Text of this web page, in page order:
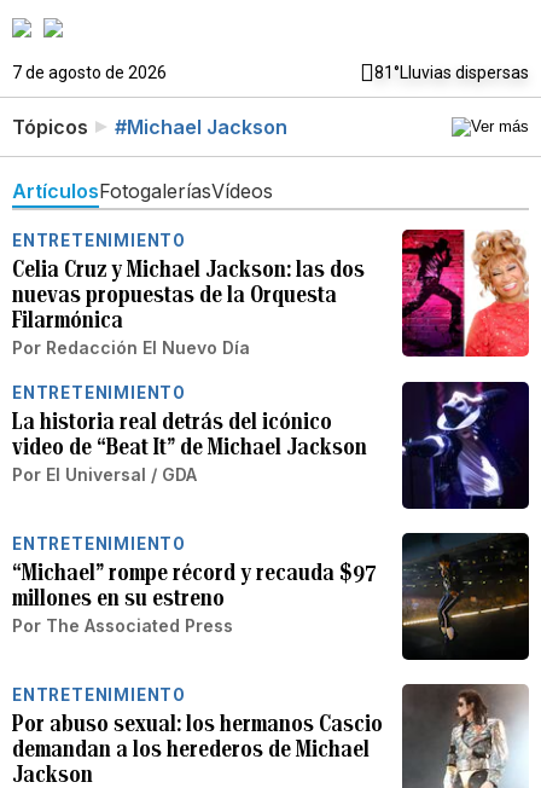
7 de agosto de 2026 81°Lluvias dispersas
Tópicos #Michael Jackson
ArtículosFotogaleríasVídeos
ENTRETENIMIENTO
Celia Cruz y Michael Jackson: las dos
nuevas propuestas de la Orquesta
Filarmónica
Por Redacción El Nuevo Día
ENTRETENIMIENTO
La historia real detrás del icónico
video de “Beat It” de Michael Jackson
Por El Universal / GDA
ENTRETENIMIENTO
“Michael” rompe récord y recauda $97
millones en su estreno
Por The Associated Press
ENTRETENIMIENTO
Por abuso sexual: los hermanos Cascio
demandan a los herederos de Michael
Jackson